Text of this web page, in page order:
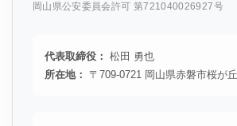
岡山県公安委員会許可 第721040026927号
代表取締役： 松田 勇也
所在地：
〒709-0721 岡山県赤磐市桜が